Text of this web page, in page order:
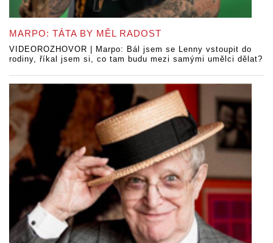
MARPO: TÁTA BY MĚL RADOST
VIDEOROZHOVOR | Marpo: Bál jsem se Lenny vstoupit do
rodiny, říkal jsem si, co tam budu mezi samými umělci dělat?